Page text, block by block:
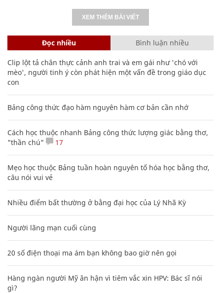
XEM THÊM BÀI VIẾT
Đọc nhiều Bình luận nhiều
Clip lột tả chân thực cảnh anh trai và em gái như 'chó với
mèo', người tinh ý còn phát hiện một vấn đề trong giáo dục
con
Bảng công thức đạo hàm nguyên hàm cơ bản cần nhớ
Cách học thuộc nhanh Bảng công thức lượng giác bằng thơ,
"thần chú"
17
Mẹo học thuộc Bảng tuần hoàn nguyên tố hóa học bằng thơ,
câu nói vui vẻ
Nhiều điểm bất thường ở bằng đại học của Lý Nhã Kỳ
Người lãng mạn cuối cùng
20 số điện thoại ma ám bạn không bao giờ nên gọi
Hàng ngàn người Mỹ ân hận vì tiêm vắc xin HPV: Bác sĩ nói
gì?